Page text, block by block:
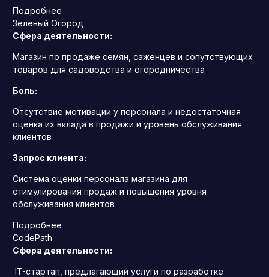
Подробнее
Зелёный Огород
Сфера деятельности:
Магазин по продаже семян, саженцев и сопутствующих
товаров для садоводства и огородничества
Боль:
Отсутствие мотивации у персонала и недостаточная
оценка их вклада в продажи и уровень обслуживания
клиентов
Запрос клиента:
Система оценки персонала магазина для
стимулирования продаж и повышения уровня
обслуживания клиентов
Подробнее
CodePath
Сфера деятельности:
IT-стартап, предлагающий услуги по разработке